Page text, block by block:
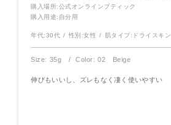
購入場所:公式オンラインブティック
購入用途:自分用
年代:30代 性別:女性 肌タイプ: ドライスキン
Size: 35g Color: 02 Beige
伸びもいいし、ズレもなく凄く使いやすい